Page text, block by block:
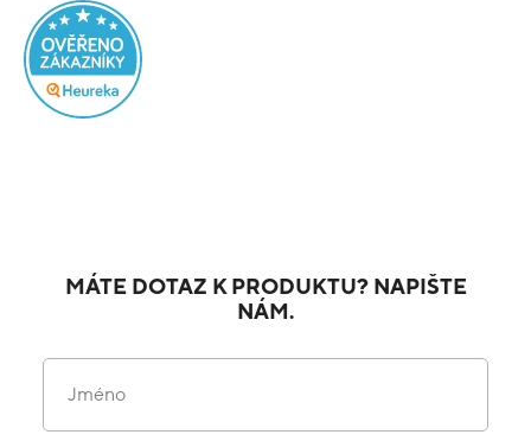
MÁTE DOTAZ K PRODUKTU? NAPIŠTE
NÁM.
Jméno